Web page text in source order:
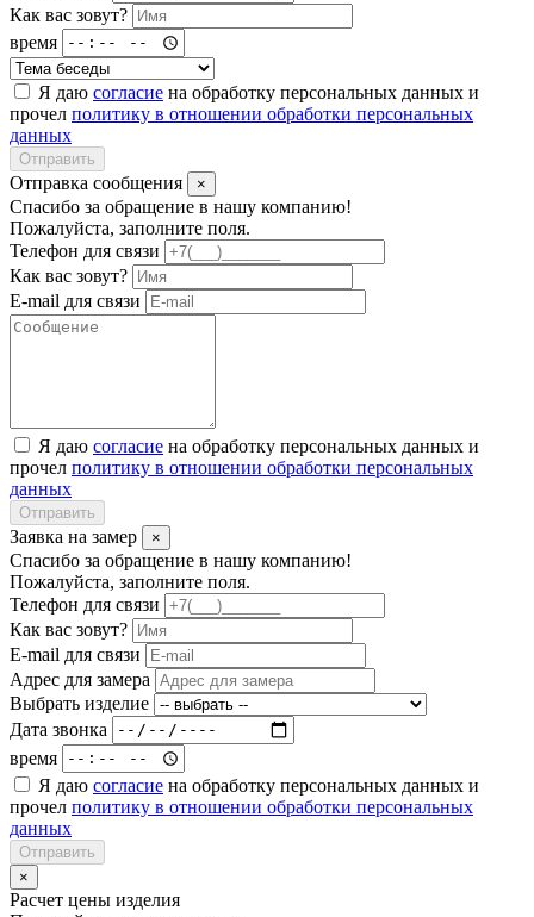
Как вас зовут?
время
Я даю согласие на обработку персональных данных и
прочел политику в отношении обработки персональных
данных
Отправить
Отправка сообщения ×
Спасибо за обращение в нашу компанию!
Пожалуйста, заполните поля.
Телефон для связи
Как вас зовут?
E-mail для связи
Я даю согласие на обработку персональных данных и
прочел политику в отношении обработки персональных
данных
Отправить
Заявка на замер ×
Спасибо за обращение в нашу компанию!
Пожалуйста, заполните поля.
Телефон для связи
Как вас зовут?
E-mail для связи
Адрес для замера
Выбрать изделие
Дата звонка
время
Я даю согласие на обработку персональных данных и
прочел политику в отношении обработки персональных
данных
Отправить
×
Расчет цены изделия